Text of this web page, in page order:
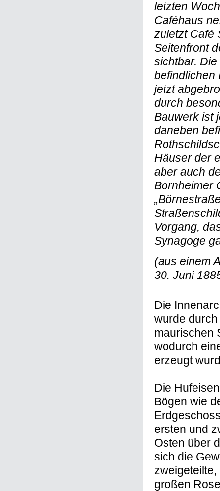
letzten
Caféhaus
zuletzt Café
Seitenfront
sichtbar.
befindlichen
jetzt
durch
Bauwerk ist
daneben
Häuser der
aber auch
Bornheimer
Vorgang,
Synagoge
(aus einem
30. Juni
Die
wurde
maurischen
wodurch
erzeugt
Die
Bögen wie
ersten und
Osten über
sich die
großen